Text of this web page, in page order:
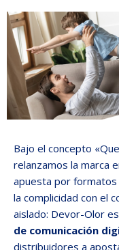
Bajo el concepto
relanzamos la marca
apuesta por formatos
la complicidad con el
aislado: Devor-Olor
de comunicación
distribuidores a